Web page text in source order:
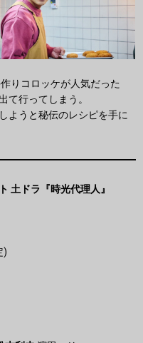
りコロッケが人気だった
て行ってしまう。
ようと秘伝のレシピを手に
土ドラ『時光代理人』
)